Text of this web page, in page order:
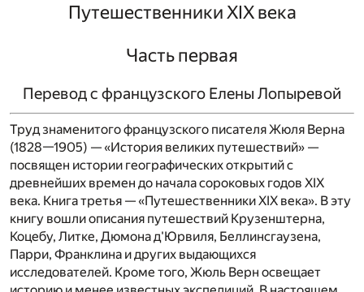
Путешественники XIX века
Часть первая
Перевод с французского Елены Лопыревой
Труд знаменитого французского писателя Жюля Верна
(1828—1905) — «История великих путешествий» —
посвящен истории географических открытий с
древнейших времен до начала сороковых годов XIX
века. Книга третья — «Путешественники XIX века». В эту
книгу вошли описания путешествий Крузенштерна,
Коцебу, Литке, Дюмона д'Юрвиля, Беллинсгаузена,
Парри, Франклина и других выдающихся
исследователей. Кроме того, Жюль Верн освещает